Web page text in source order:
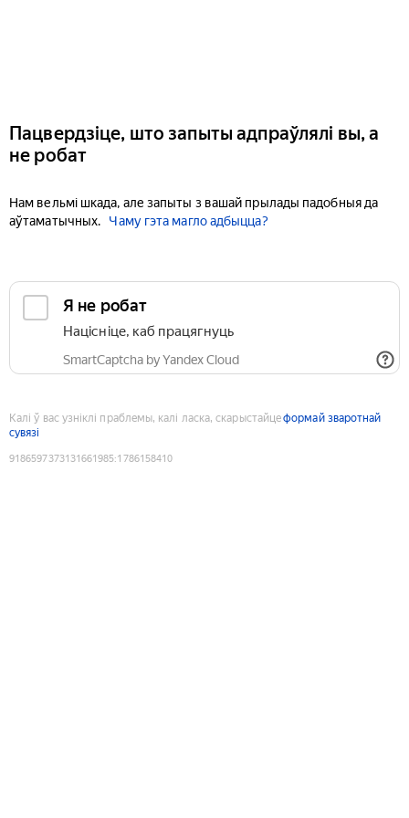
Пацвердзіце, што запыты адпраўлялі вы, а
не робат
Нам вельмі шкада, але запыты з вашай прылады падобныя да
аўтаматычных.
Чаму гэта магло адбыцца?
Я не робат
Націсніце, каб працягнуць
SmartCaptcha by Yandex Cloud
Калі ў вас узніклі праблемы, калі ласка, скарыстайцеформай зваротнай
сувязі
9186597373131661985:1786158410